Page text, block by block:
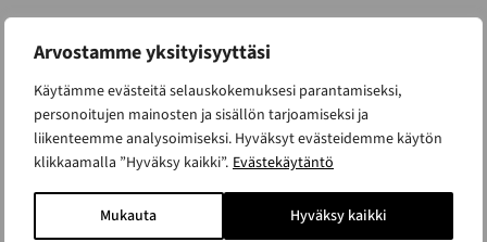
Arvostamme yksityisyyttäsi
Käytämme evästeitä selauskokemuksesi parantamiseksi,
personoitujen mainosten ja sisällön tarjoamiseksi ja
liikenteemme analysoimiseksi. Hyväksyt evästeidemme käytön
klikkaamalla ”Hyväksy kaikki”. Evästekäytäntö
Mukauta Hyväksy kaikki
Inspiroidu
asiakkaidemme kohteista
KATSO KAIKKI TARINAT